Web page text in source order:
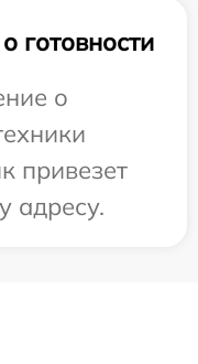
готовности
о
привезет
адресу.